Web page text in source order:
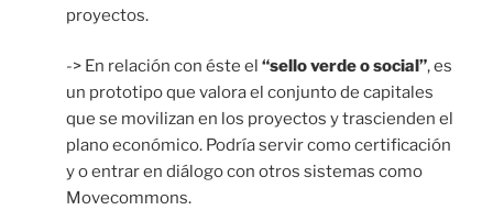
proyectos.
-> En relación con éste el “sello verde o social”, es
un prototipo que valora el conjunto de capitales
que se movilizan en los proyectos y trascienden el
plano económico. Podría servir como certificación
y o entrar en diálogo con otros sistemas como
Movecommons.